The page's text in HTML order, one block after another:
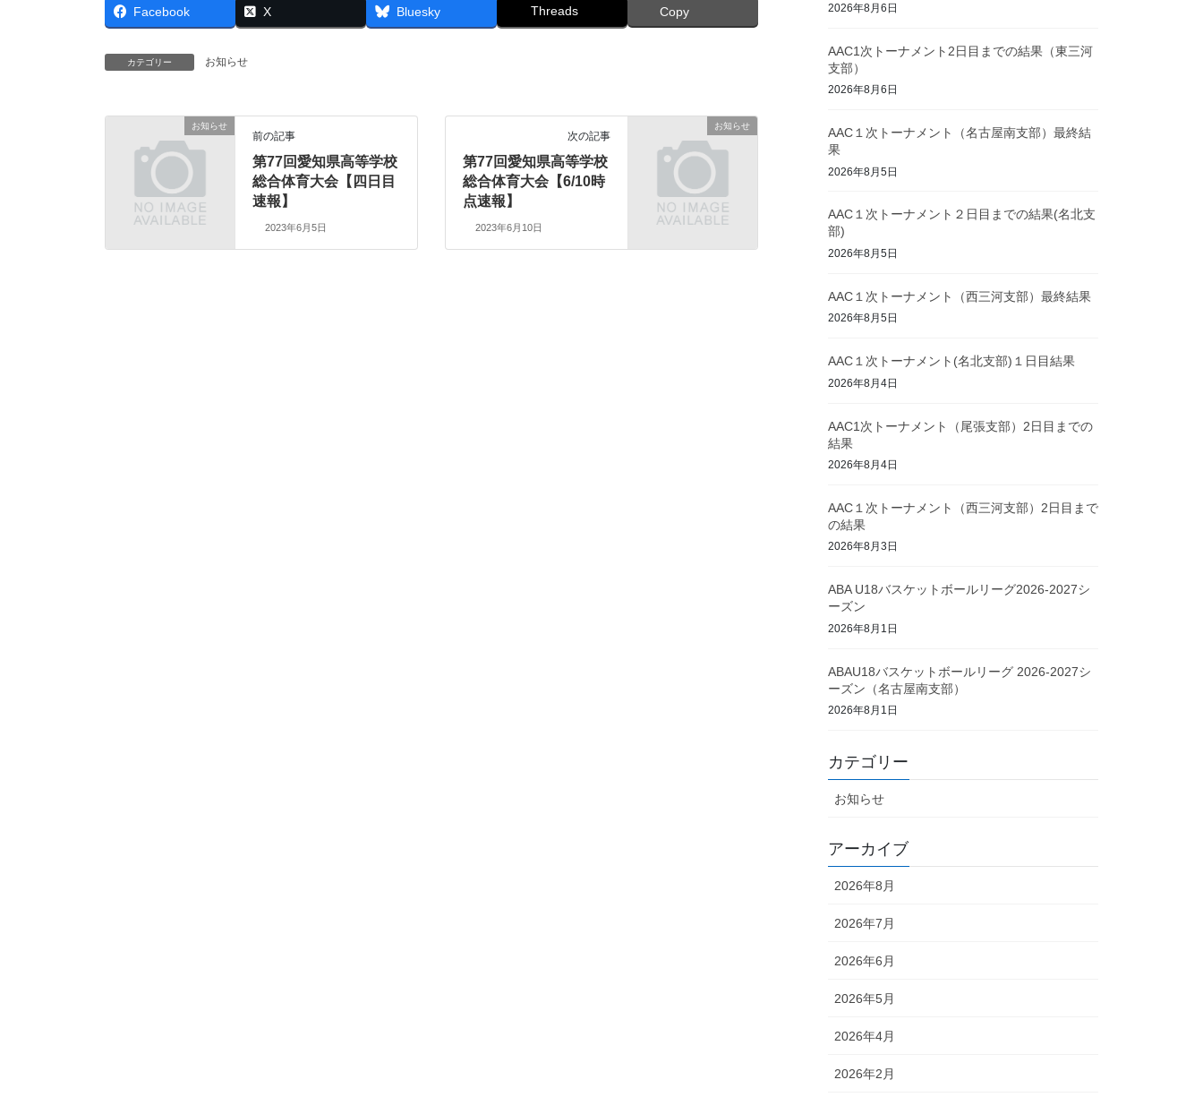
Facebook X Bluesky Threads Copy
カテゴリー お知らせ
お知らせ
前の記事
第77回愛知県高等学校
総合体育大会【四日目
速報】
2023年6月5日
お知らせ
次の記事
第77回愛知県高等学校
総合体育大会【6/10時
点速報】
2023年6月10日
2026年8月6日
AAC1次トーナメント2日目までの結果（東三河
支部）
2026年8月6日
AAC１次トーナメント（名古屋南支部）最終結
果
2026年8月5日
AAC１次トーナメント２日目までの結果(名北支
部)
2026年8月5日
AAC１次トーナメント（西三河支部）最終結果
2026年8月5日
AAC１次トーナメント(名北支部)１日目結果
2026年8月4日
AAC1次トーナメント（尾張支部）2日目までの
結果
2026年8月4日
AAC１次トーナメント（西三河支部）2日目まで
の結果
2026年8月3日
ABA U18バスケットボールリーグ2026-2027シ
ーズン
2026年8月1日
ABAU18バスケットボールリーグ 2026-2027シ
ーズン（名古屋南支部）
2026年8月1日
カテゴリー
お知らせ
アーカイブ
2026年8月
2026年7月
2026年6月
2026年5月
2026年4月
2026年2月